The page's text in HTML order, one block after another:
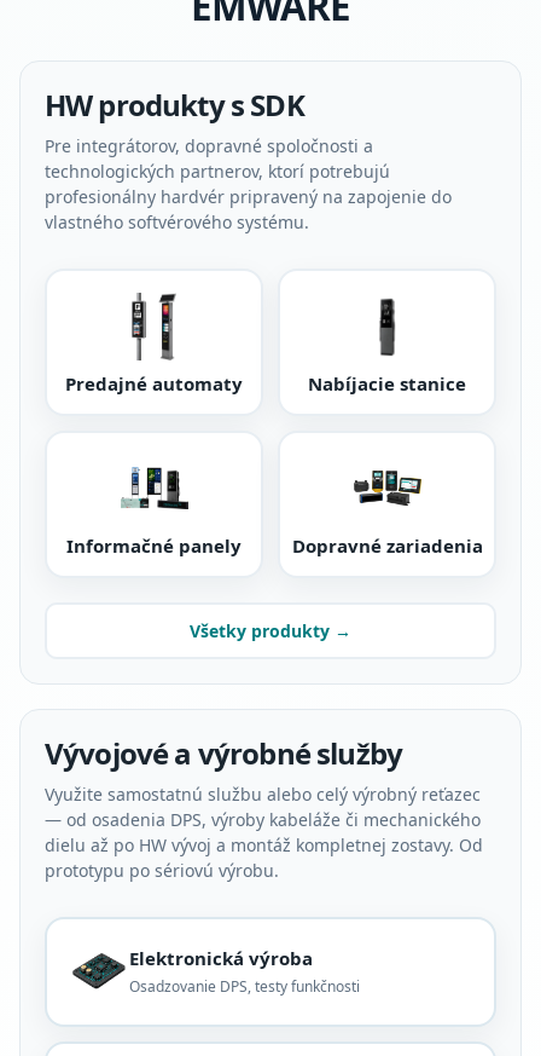
HW produkty s SDK
Pre integrátorov, dopravné spoločnosti a
technologických partnerov, ktorí potrebujú
profesionálny hardvér pripravený na zapojenie do
vlastného softvérového systému.
Predajné automaty Nabíjacie stanice
Informačné panely Dopravné zariadenia
Všetky produkty →
Vývojové a výrobné služby
Využite samostatnú službu alebo celý výrobný reťazec
— od osadenia DPS, výroby kabeláže či mechanického
dielu až po HW vývoj a montáž kompletnej zostavy. Od
prototypu po sériovú výrobu.
Elektronická výroba
Osadzovanie DPS, testy funkčnosti